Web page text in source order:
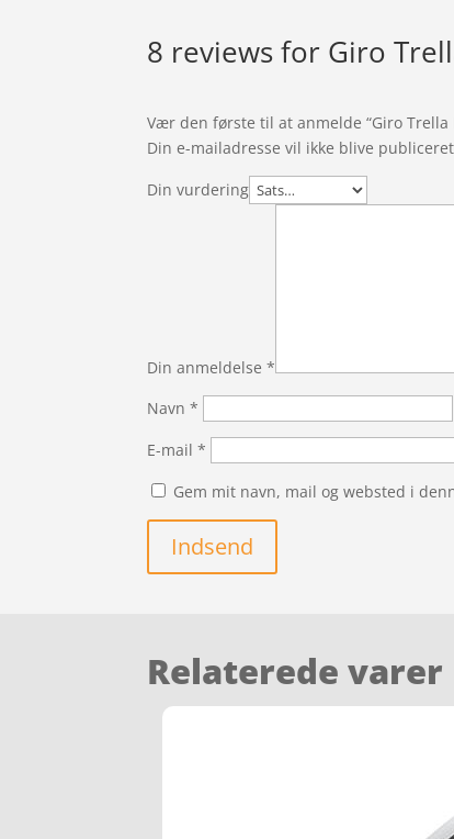
8 reviews for Giro
Vær den første til at anmelde “Giro Trella
Din e-mailadresse vil ikke blive
Din vurdering
Din anmeldelse*
Navn*
E-mail*
Gem mit navn, mail og websted i
Indsend
Relaterede varer